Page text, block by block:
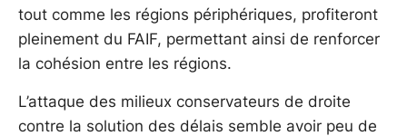
tout comme les régions périphériques, profiteront
pleinement du FAIF, permettant ainsi de renforcer
la cohésion entre les régions.
L’attaque des milieux conservateurs de droite
contre la solution des délais semble avoir peu de